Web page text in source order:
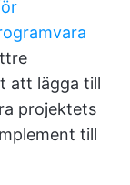
att lägga till
projektets
till